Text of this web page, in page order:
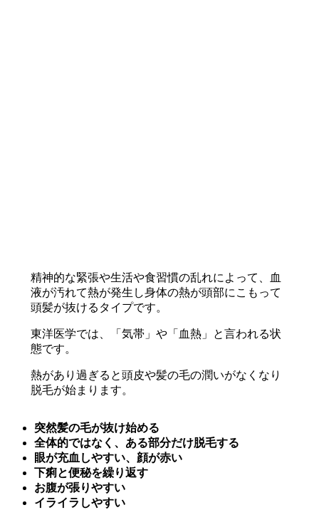
精神的な緊張や生活や食習慣の乱れによって、血
液が汚れて熱が発生し身体の熱が頭部にこもって
頭髪が抜けるタイプです。
東洋医学では、「気帯」や「血熱」と言われる状
態です。
熱があり過ぎると頭皮や髪の毛の潤いがなくなり
脱毛が始まります。
突然髪の毛が抜け始める
全体的ではなく、ある部分だけ脱毛する
眼が充血しやすい、顔が赤い
下痢と便秘を繰り返す
お腹が張りやすい
イライラしやすい